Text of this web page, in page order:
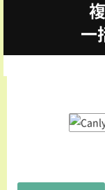
一